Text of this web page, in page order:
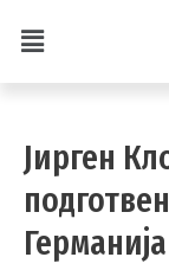
Јирген
Германија